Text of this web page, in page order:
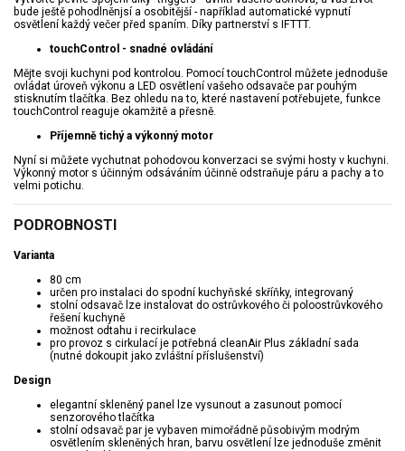
bude ještě pohodlněnjsí a osobitější - například automatické vypnutí
osvětlení každý večer před spaním. Díky partnerství s IFTTT.
touchControl - snadné ovládání
Mějte svoji kuchyni pod kontrolou. Pomocí touchControl můžete jednoduše
ovládat úroveň výkonu a LED osvětlení vašeho odsavače par pouhým
stisknutím tlačítka. Bez ohledu na to, které nastavení potřebujete, funkce
touchControl reaguje okamžitě a přesně.
Příjemně tichý a výkonný motor
Nyní si můžete vychutnat pohodovou konverzaci se svými hosty v kuchyni.
Výkonný motor s účinným odsáváním účinně odstraňuje páru a pachy a to
velmi potichu.
PODROBNOSTI
Varianta
80 cm
určen pro instalaci do spodní kuchyňské skříňky, integrovaný
stolní odsavač lze instalovat do ostrůvkového či poloostrůvkového
řešení kuchyně
možnost odtahu i recirkulace
pro provoz s cirkulací je potřebná cleanAir Plus základní sada
(nutné dokoupit jako zvláštní příslušenství)
Design
elegantní skleněný panel lze vysunout a zasunout pomocí
senzorového tlačítka
stolní odsavač par je vybaven mimořádně působivým modrým
osvětlením skleněných hran, barvu osvětlení lze jednoduše změnit